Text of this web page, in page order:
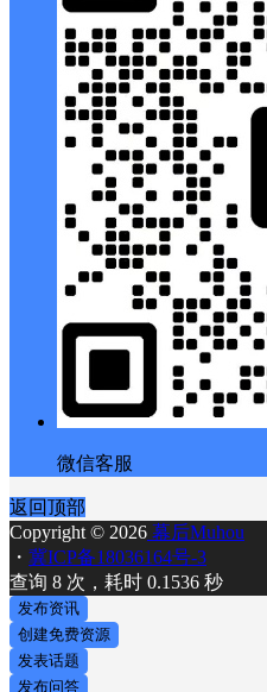
微信客服
返回顶部
Copyright © 2026 幕后Muhou
・ 冀ICP备18036164号-3
查询 8 次，耗时 0.1536 秒
发布资讯
创建免费资源
发表话题
发布问答